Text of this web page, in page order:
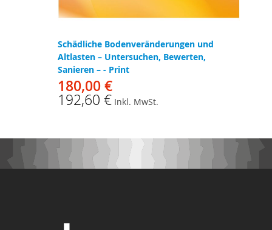
Schädliche Bodenveränderungen und
Altlasten – Untersuchen, Bewerten,
Sanieren – - Print
180,00 €
192,60 € Inkl. MwSt.